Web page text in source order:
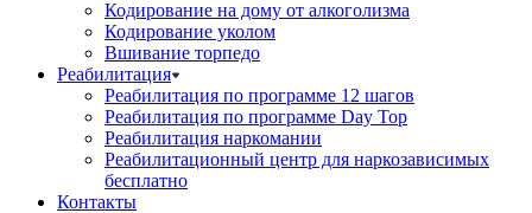
Кодирование на дому от алкоголизма
Кодирование уколом
Вшивание торпедо
Реабилитация
Реабилитация по программе 12 шагов
Реабилитация по программе Day Top
Реабилитация наркомании
Реабилитационный центр для наркозависимых
бесплатно
Контакты